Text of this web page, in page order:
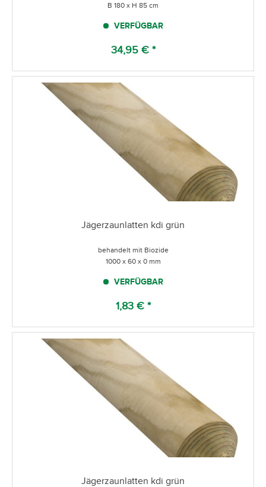
B 180 x H 85 cm
VERFÜGBAR
34,95 € *
Jägerzaunlatten kdi grün
behandelt mit Biozide
1000 x 60 x 0 mm
VERFÜGBAR
1,83 € *
Jägerzaunlatten kdi grün